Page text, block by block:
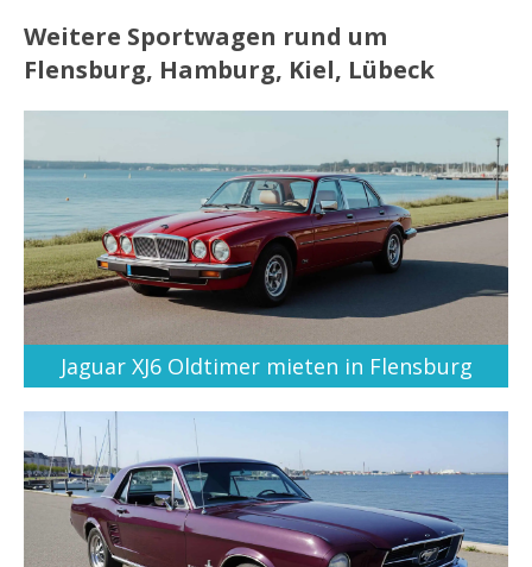
Weitere Sportwagen rund um
Flensburg, Hamburg, Kiel, Lübeck
Jaguar XJ6 Oldtimer mieten in Flensburg